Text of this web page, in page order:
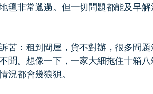
務
氊非常邋遢。但一切問題都能及早
：租到間屋，貨不對辦，很多問題
聞。想像一下，一家大細拖住十箱
況都會幾狼狽。